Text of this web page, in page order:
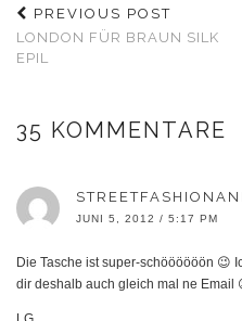
PREVIOUS POST
LONDON FÜR BRAUN SILK
EPIL
35 KOMMENTARE
JUNI 5, 2012 / 5:17 PM
Die Tasche ist super-schöööööön 😉
dir deshalb auch gleich mal ne Email